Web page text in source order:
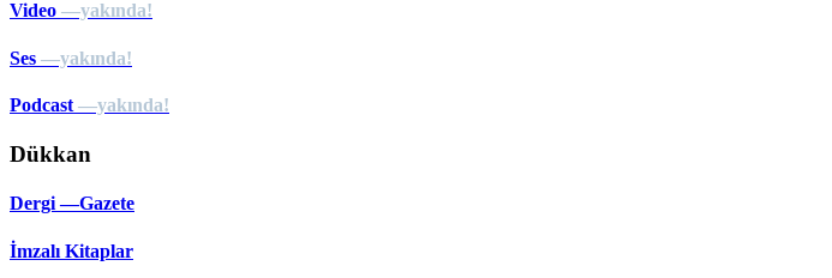
Video —yakında!
Ses —yakında!
Podcast —yakında!
Dükkan
Dergi —Gazete
İmzalı Kitaplar